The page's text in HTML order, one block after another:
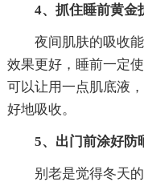
4、抓住睡前黄金
夜间肌肤的吸收
效果更好，睡前一定
可以让用一点肌底液
好地吸收。
5、出门前涂好防
别老是觉得冬天